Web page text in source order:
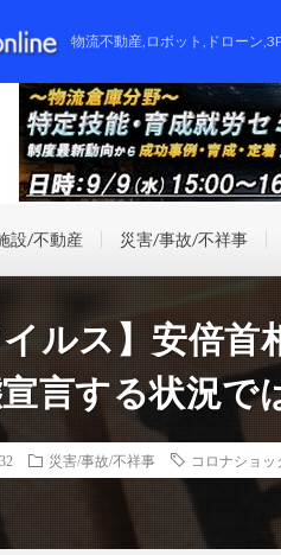
物流不動産,ロボット,ドローン
設/不動産 災害/事故/不祥事
イルス】安倍
言する状況で
災害/事故/不祥事 コロナショッ